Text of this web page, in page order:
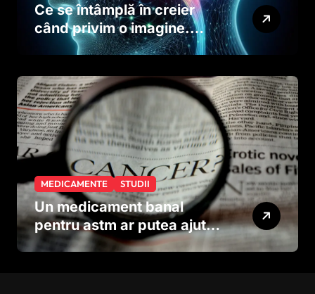
Ce se întâmplă în creier
când privim o imagine.
Studiul care explică rolul
MEDICAMENTE STUDII
Un medicament banal
pentru astm ar putea ajuta
în lupta împotriva